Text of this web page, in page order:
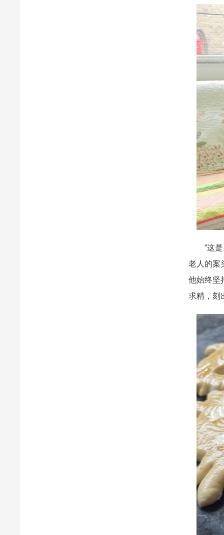
“这是
老人的案
他始终坚
求精，刻